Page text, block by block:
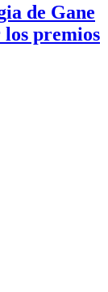
de Gane
premios